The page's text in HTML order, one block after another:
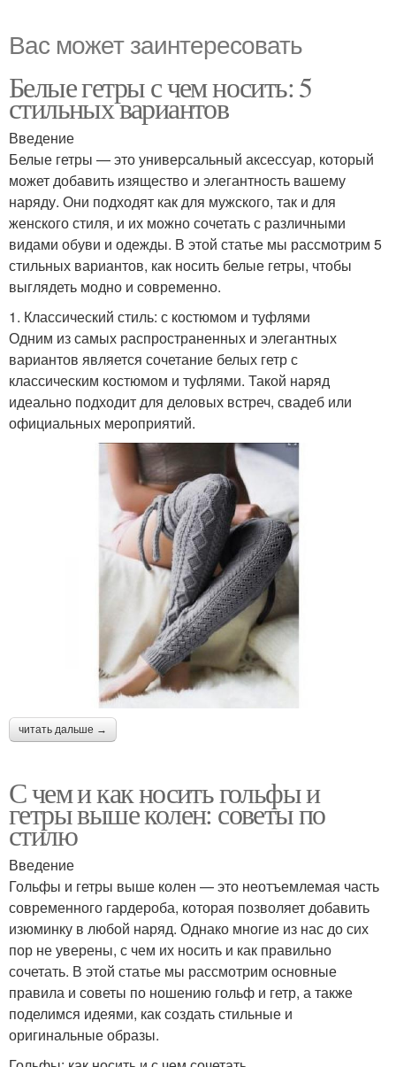
Вас может заинтересовать
Белые гетры с чем носить: 5
стильных вариантов
Введение
Белые гетры — это универсальный аксессуар, который
может добавить изящество и элегантность вашему
наряду. Они подходят как для мужского, так и для
женского стиля, и их можно сочетать с различными
видами обуви и одежды. В этой статье мы рассмотрим 5
стильных вариантов, как носить белые гетры, чтобы
выглядеть модно и современно.
1. Классический стиль: с костюмом и туфлями
Одним из самых распространенных и элегантных
вариантов является сочетание белых гетр с
классическим костюмом и туфлями. Такой наряд
идеально подходит для деловых встреч, свадеб или
официальных мероприятий.
читать дальше →
С чем и как носить гольфы и
гетры выше колен: советы по
стилю
Введение
Гольфы и гетры выше колен — это неотъемлемая часть
современного гардероба, которая позволяет добавить
изюминку в любой наряд. Однако многие из нас до сих
пор не уверены, с чем их носить и как правильно
сочетать. В этой статье мы рассмотрим основные
правила и советы по ношению гольф и гетр, а также
поделимся идеями, как создать стильные и
оригинальные образы.